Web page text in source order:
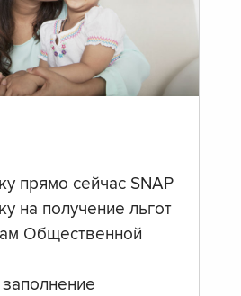
прямо сейчас SNAP
на получение льгот
Общественной